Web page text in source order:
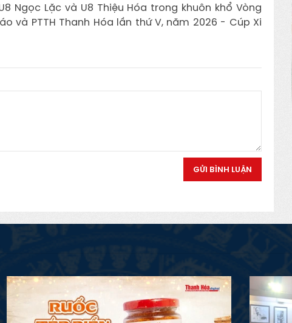
Ngọc Lặc và U8 Thiệu Hóa trong khuôn khổ Vòng
và PTTH Thanh Hóa lần thứ V, năm 2026 - Cúp Xi
GỬI BÌNH LUẬN